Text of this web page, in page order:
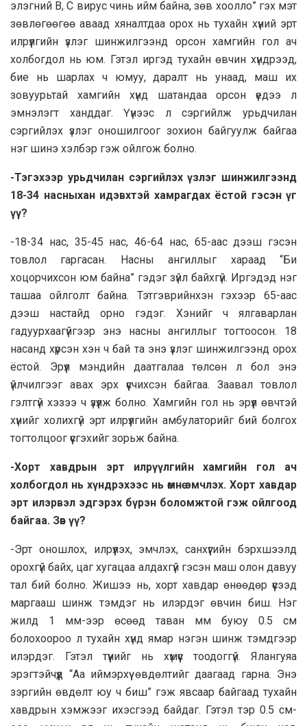
элэгний В, С вирус чинь ийм байна, зөв хоолло” гэх мэт
зөвлөгөөгөө аваад хяналтдаа орох нь тухайн хүний эрт
илрүүлгийн үзлэг шинжилгээнд орсон хамгийн гол ач
холбогдол нь юм. Гэтэл иргэд тухайн өвчин хүндрээд,
бие нь шарлах ч юмуу, даралт нь унаад, маш их
зовуурьтай хамгийн хүнд шатандаа орсон үедээ л
эмнэлэгт ханддаг. Үүнээс л сэргийлж урьдчилан
сэргийлэх үзлэг оношилгоог зохион байгуулж байгаа
нэг шинэ хэлбэр гэж ойлгож болно.
-Тэгэхээр урьдчилан сэргийлэх үзлэг шинжилгээнд
18-34 насныхан идэвхтэй хамрагдах ёстой гэсэн үг
үү?
-18-34 нас, 35-45 нас, 46-64 нас, 65-аас дээш гэсэн
товлол гаргасан. Насны ангиллыг хараад “Би
хоцорчихсон юм байна” гэдэг зүйл байхгүй. Иргэдэд нэг
ташаа ойлголт байна. Тэтгэврийнхэн гэхээр 65-аас
дээш настайд орно гэдэг. Хэнийг ч ялгаварлан
гадуурхаагүйгээр энэ насны ангиллыг тогтоосон. 18
насанд хүрсэн хэн ч бай та энэ үзлэг шинжилгээнд орох
ёстой. Эрүүл мэндийн даатгалаа төлсөн л бол энэ
үйлчилгээг авах эрх үүсчихсэн байгаа. Заавал товлол
гэлтгүй хэзээ ч үзүүлж болно. Хамгийн гол нь эрүүл өвчтэй
хүнийг холихгүй эрт илрүүлгийн амбулаторийг бий болгох
тогтолцоог үүсгэхийг зорьж байна.
-Хорт хавдрын эрт илрүүлгийн хамгийн гол ач
холбогдол нь хүндрэхээс нь өмнө эмчлэх. Хорт хавдар
эрт илэрвэл эдгэрэх бүрэн боломжтой гэж ойлгоод
байгаа. Зөв үү?
-Эрт оношлох, илрүүлэх, эмчлэх, санхүүгийн бэрхшээлд
орохгүй байх, цаг хугацаа алдахгүй гэсэн маш олон давуу
тал бий болно. Жишээ нь, хорт хавдар өнөөдөр үүсээд
маргааш шинж тэмдэг нь илэрдэг өвчин биш. Нэг
жилд 1 мм-ээр өсөөд таван мм буюу 0.5 см
болохоороо л тухайн хүнд ямар нэгэн шинж тэмдгээр
илэрдэг. Гэтэл түүнийг нь хүмүүс тоодоггүй. Ялангуяа
эрэгтэйчүүд “Аа иймэрхүү өвдөлтийг даагаад гарна. Энэ
зэргийн өвдөлт юу ч биш” гэж явсаар байгаад тухайн
хавдрын хэмжээг ихэсгээд байдаг. Гэтэл тэр 0.5 см-